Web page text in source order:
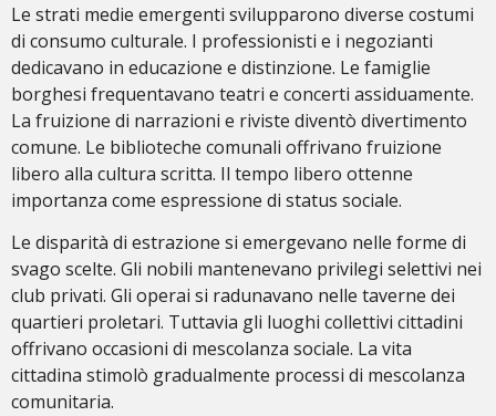
Le strati medie emergenti svilupparono diverse costumi
di consumo culturale. I professionisti e i negozianti
dedicavano in educazione e distinzione. Le famiglie
borghesi frequentavano teatri e concerti assiduamente.
La fruizione di narrazioni e riviste diventò divertimento
comune. Le biblioteche comunali offrivano fruizione
libero alla cultura scritta. Il tempo libero ottenne
importanza come espressione di status sociale.
Le disparità di estrazione si emergevano nelle forme di
svago scelte. Gli nobili mantenevano privilegi selettivi nei
club privati. Gli operai si radunavano nelle taverne dei
quartieri proletari. Tuttavia gli luoghi collettivi cittadini
offrivano occasioni di mescolanza sociale. La vita
cittadina stimolò gradualmente processi di mescolanza
comunitaria.